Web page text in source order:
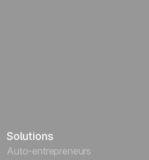
Solutions
Auto-entrepreneurs